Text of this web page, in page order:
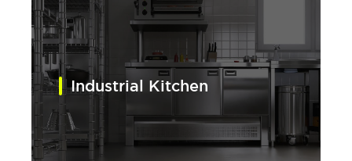
Industrial Kitchen